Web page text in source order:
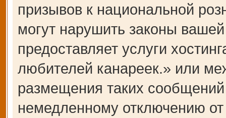
призывов к национальной
могут нарушить законы
предоставляет услуги
любителей канареек.» или
размещения таких
немедленному отключению